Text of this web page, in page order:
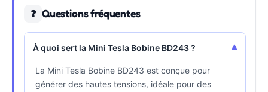
❓ Questions fréquentes
À quoi sert la Mini Tesla Bobine BD243 ? ▾
La Mini Tesla Bobine BD243 est conçue pour
générer des hautes tensions, idéale pour des